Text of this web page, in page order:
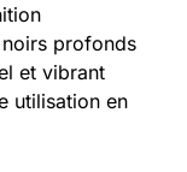
profonds
et vibrant
utilisation en